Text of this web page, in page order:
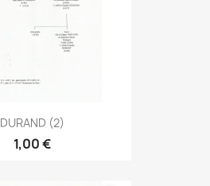
DURAND (2)
1,00 €